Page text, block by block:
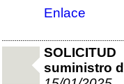
Enlace
suministro